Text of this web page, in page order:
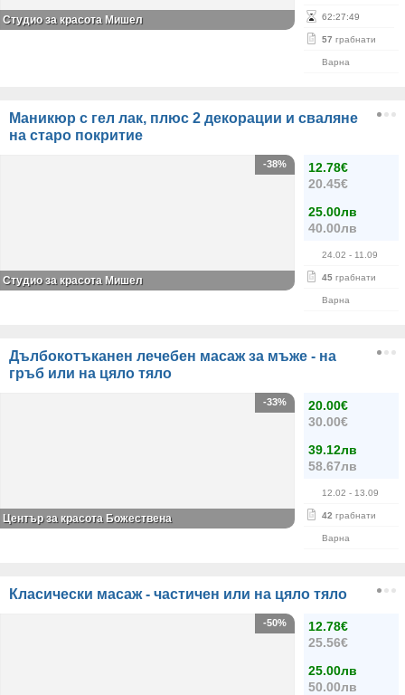
62:27:49
57 грабнати
Варна
Студио за красота Мишел
Маникюр с гел лак, плюс 2 декорации и сваляне
на старо покритие
12.78€
20.45€
25.00лв
40.00лв
24.02 - 11.09
45 грабнати
Варна
-38%
Студио за красота Мишел
Дълбокотъканен лечебен масаж за мъже - на
гръб или на цяло тяло
20.00€
30.00€
39.12лв
58.67лв
12.02 - 13.09
42 грабнати
Варна
-33%
Център за красота Божествена
Класически масаж - частичен или на цяло тяло
12.78€
25.56€
25.00лв
50.00лв
-50%